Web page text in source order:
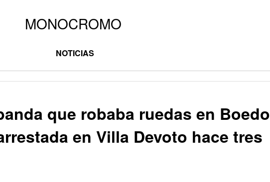
NOTICIAS
que robaba ruedas en Boedo
en Villa Devoto hace tres